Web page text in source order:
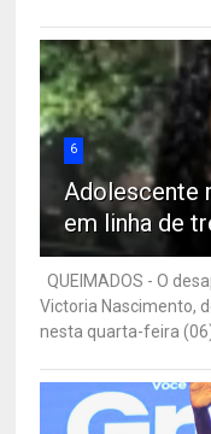
6
Adolescente
em linha de
QUEIMADOS - O
Victoria Nascimento,
nesta quarta-feira